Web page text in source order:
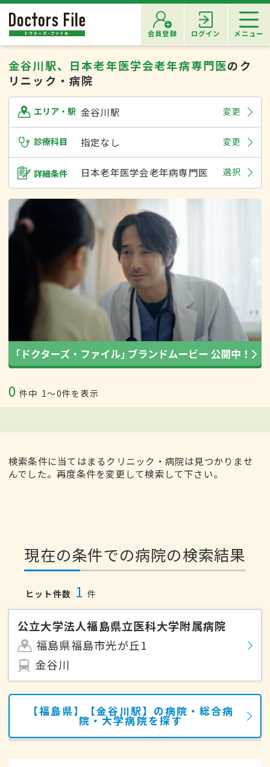
会員登録 ログイン メニュー
金谷川駅、日本老年医学会老年病専門医のク
リニック・病院
エリア・駅 金谷川駅 変更
診療科目 指定なし 変更
詳細条件 日本老年医学会老年病専門医 選択
0 件中 1〜0件を表示
検索条件に当てはまるクリニック・病院は見つかりませ
んでした。再度条件を変更して検索して下さい。
現在の条件での病院の検索結果
ヒット件数 1 件
公立大学法人福島県立医科大学附属病院
福島県福島市光が丘1
金谷川
【福島県】【金谷川駅】の病院・総合病
院・大学病院を探す